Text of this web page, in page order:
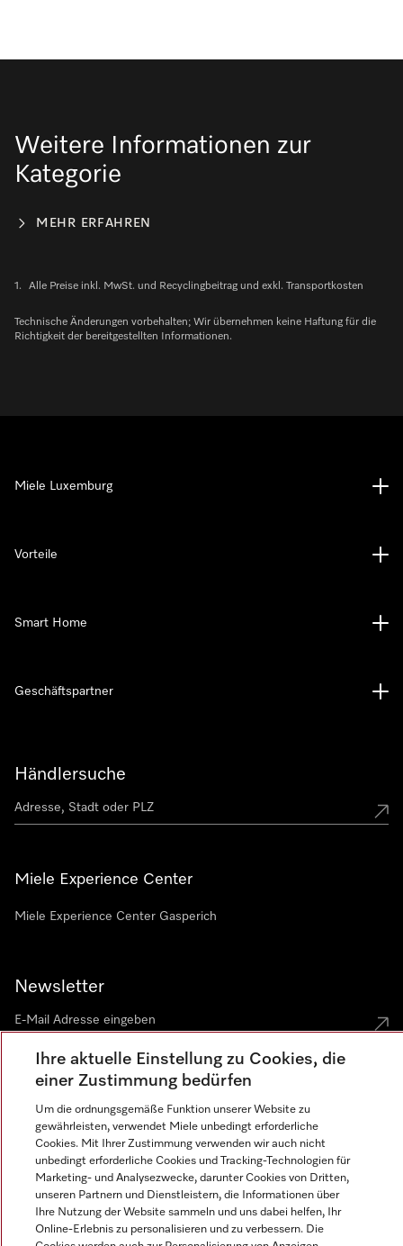
Weitere Informationen zur
Kategorie
MEHR ERFAHREN
1. Alle Preise inkl. MwSt. und Recyclingbeitrag und exkl. Transportkosten
Technische Änderungen vorbehalten; Wir übernehmen keine Haftung für die
Richtigkeit der bereitgestellten Informationen.
Händlersuche
Miele Experience Center
Miele Experience Center Gasperich
Newsletter
Sprache
DEUTSCH
Miele Luxemburg
Vorteile
Smart Home
Geschäftspartner
Ihre aktuelle Einstellung zu Cookies, die
einer Zustimmung bedürfen
Um die ordnungsgemäße Funktion unserer Website zu
gewährleisten, verwendet Miele unbedingt erforderliche
Cookies. Mit Ihrer Zustimmung verwenden wir auch nicht
unbedingt erforderliche Cookies und Tracking-Technologien für
Marketing- und Analysezwecke, darunter Cookies von Dritten,
unseren Partnern und Dienstleistern, die Informationen über
Ihre Nutzung der Website sammeln und uns dabei helfen, Ihr
Online-Erlebnis zu personalisieren und zu verbessern. Die